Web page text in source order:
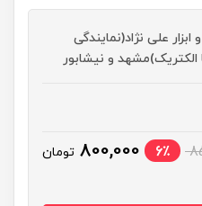
علی نژاد(نمایندگی
و نیشابور
6٪ 800,000 تومان